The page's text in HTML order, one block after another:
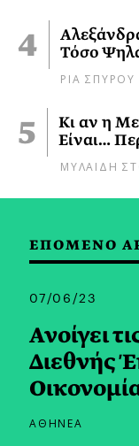
Τόσο
ΡΙΑ ΣΠΥΡΟΥ
Κι αν η
Είναι…
ΜΥΛΑΙΔΗ
ΕΠΟΜΕΝΟ
07/06/23
Ανοίγει
Διεθνής
ΑΘΗΝΕΑ